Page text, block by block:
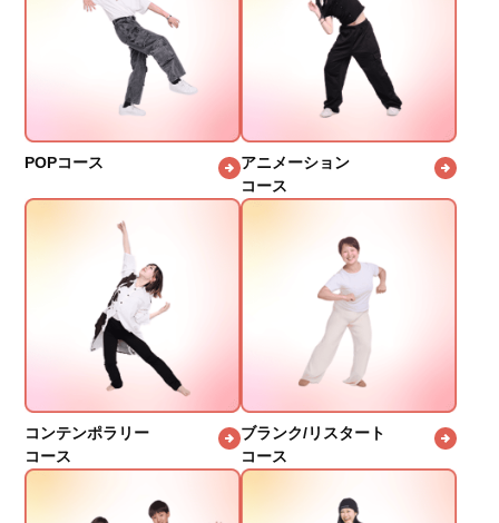
POPコース
アニメーション
コース
コンテンポラリー
コース
ブランク/リスタート
コース